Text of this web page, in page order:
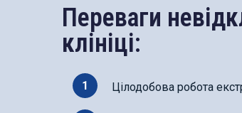
Переваги
клініці:
Цілодобова робота